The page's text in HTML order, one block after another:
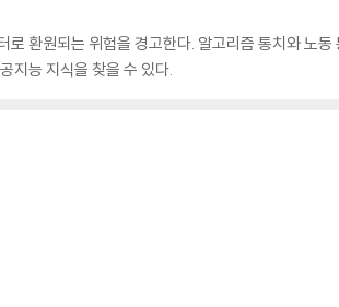
환원되는 위험을 경고한다. 알고리즘 통치와 노
지능 지식을 찾을 수 있다.